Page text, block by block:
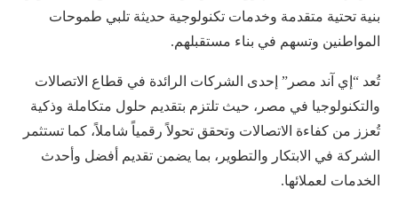
بنية تحتية متقدمة وخدمات تكنولوجية حديثة تلبي طموحات
المواطنين وتسهم في بناء مستقبلهم.
تُعد “إي آند مصر” إحدى الشركات الرائدة في قطاع الاتصالات
والتكنولوجيا في مصر، حيث تلتزم بتقديم حلول متكاملة وذكية
تُعزز من كفاءة الاتصالات وتحقق تحولاً رقمياً شاملاً، كما تستثمر
الشركة في الابتكار والتطوير، بما يضمن تقديم أفضل وأحدث
الخدمات لعملائها.